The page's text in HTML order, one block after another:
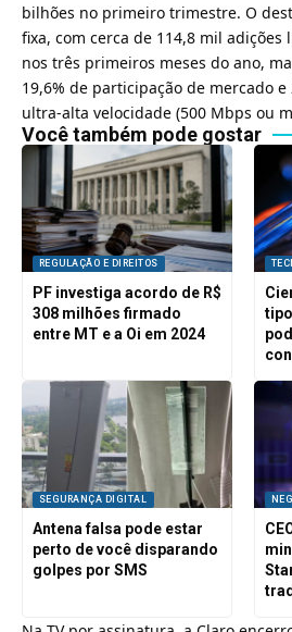
bilhões no primeiro trimestre. O
fixa, com cerca de 114,8 mil adições
nos três primeiros meses do ano,
19,6% de participação de mercado
ultra-alta velocidade (500 Mbps ou
Você também pode gostar
REGULAÇÃO E DIREITOS
PF investiga acordo de R$
308 milhões firmado
entre MT e a Oi em 2024
SEGURANÇA DIGITAL
Antena falsa pode estar
perto de você disparando
golpes por SMS